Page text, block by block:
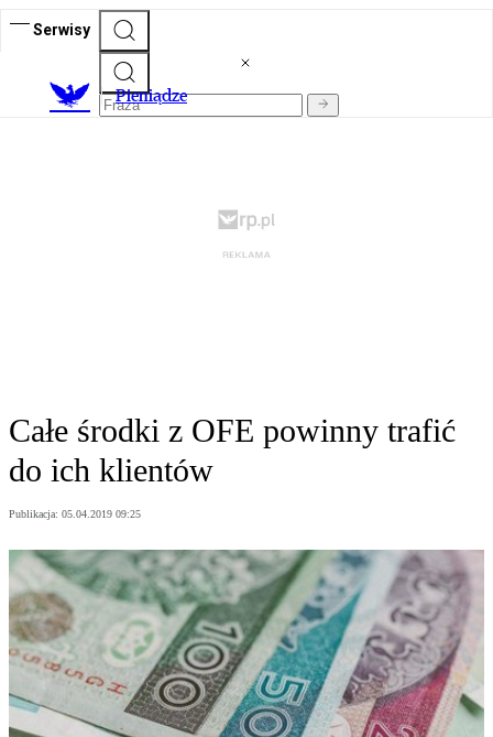
Serwisy
Pieniądze
Całe środki z OFE powinny trafić
do ich klientów
Publikacja: 05.04.2019 09:25